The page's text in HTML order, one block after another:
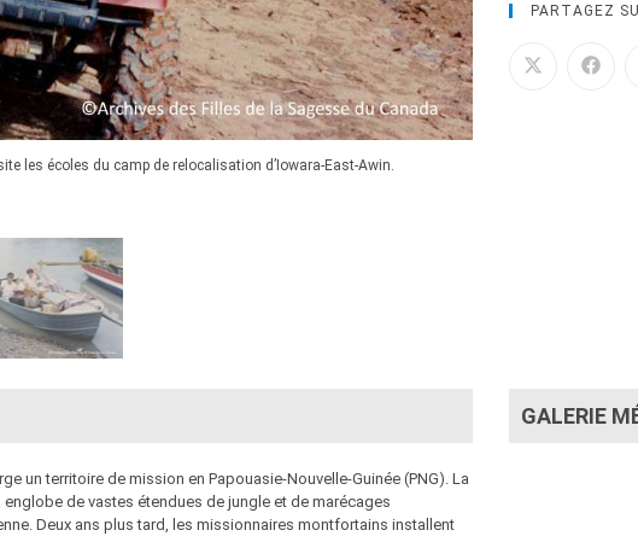
les écoles du camp de relocalisation d’Iowara-East-Awin.
PARTAGEZ
un territoire de mission en Papouasie-Nouvelle-Guinée (PNG). La
de vastes étendues de jungle et de marécages
Deux ans plus tard, les missionnaires montfortains installent
GALERIE